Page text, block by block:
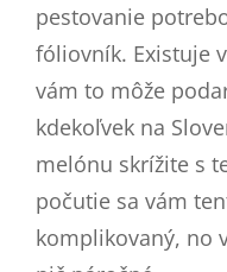
pestovanie
fóliovník. Existuje
vám to môže
kdekoľvek na
melónu skrížite s
počutie sa vám
komplikovaný, no